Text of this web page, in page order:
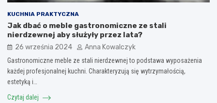
KUCHNIA PRAKTYCZNA
Jak dbać o meble gastronomiczne ze stali
nierdzewnej aby służyły przez lata?
26 września 2024 Anna Kowalczyk
Gastronomiczne meble ze stali nierdzewnej to podstawa wyposażenia
każdej profesjonalnej kuchni. Charakteryzują się wytrzymałością,
estetyką i…
Czytaj dalej